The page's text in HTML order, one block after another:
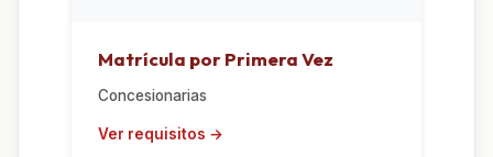
Matrícula por Primera Vez
Concesionarias